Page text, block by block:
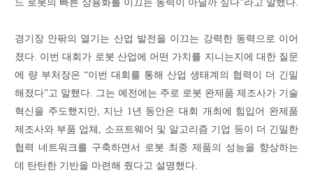
드 로봇의 빠른 상용화를 이끄는 동력이 아닐까 싶다”라고 말했다.
경기장 안팎의 열기는 산업 발전을 이끄는 강력한 동력으로 이어
졌다. 이번 대회가 로봇 산업에 어떤 가치를 지니는지에 대한 질문
에 량 부처장은 “이번 대회를 통해 산업 생태계의 협력이 더 긴밀
해졌다”고 말했다. 그는 예전에는 주로 로봇 완제품 제조사가 기술
혁신을 주도했지만, 지난 1년 동안은 대회 개최에 힘입어 완제품
제조사와 부품 업체, 소프트웨어 및 알고리즘 기업 등이 더 긴밀한
협력 네트워크를 구축하면서 로봇 최종 제품의 성능을 향상하는
데 탄탄한 기반을 마련해 줬다고 설명했다.